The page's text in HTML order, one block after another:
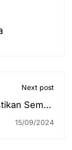
Next post
Semua
UIN
15/09/2024